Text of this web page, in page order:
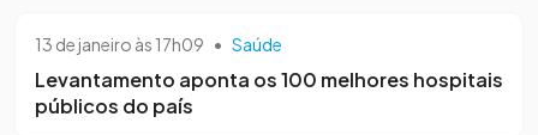
13 de janeiro às 17h09 • Saúde
Levantamento aponta os 100 melhores hospitais
públicos do país